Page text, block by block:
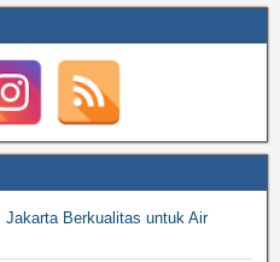
Berkualitas untuk Air